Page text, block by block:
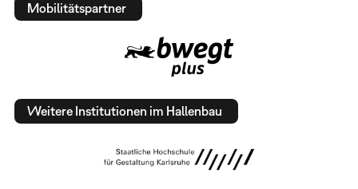
Mobilitätspartner
Weitere Institutionen im Hallenbau